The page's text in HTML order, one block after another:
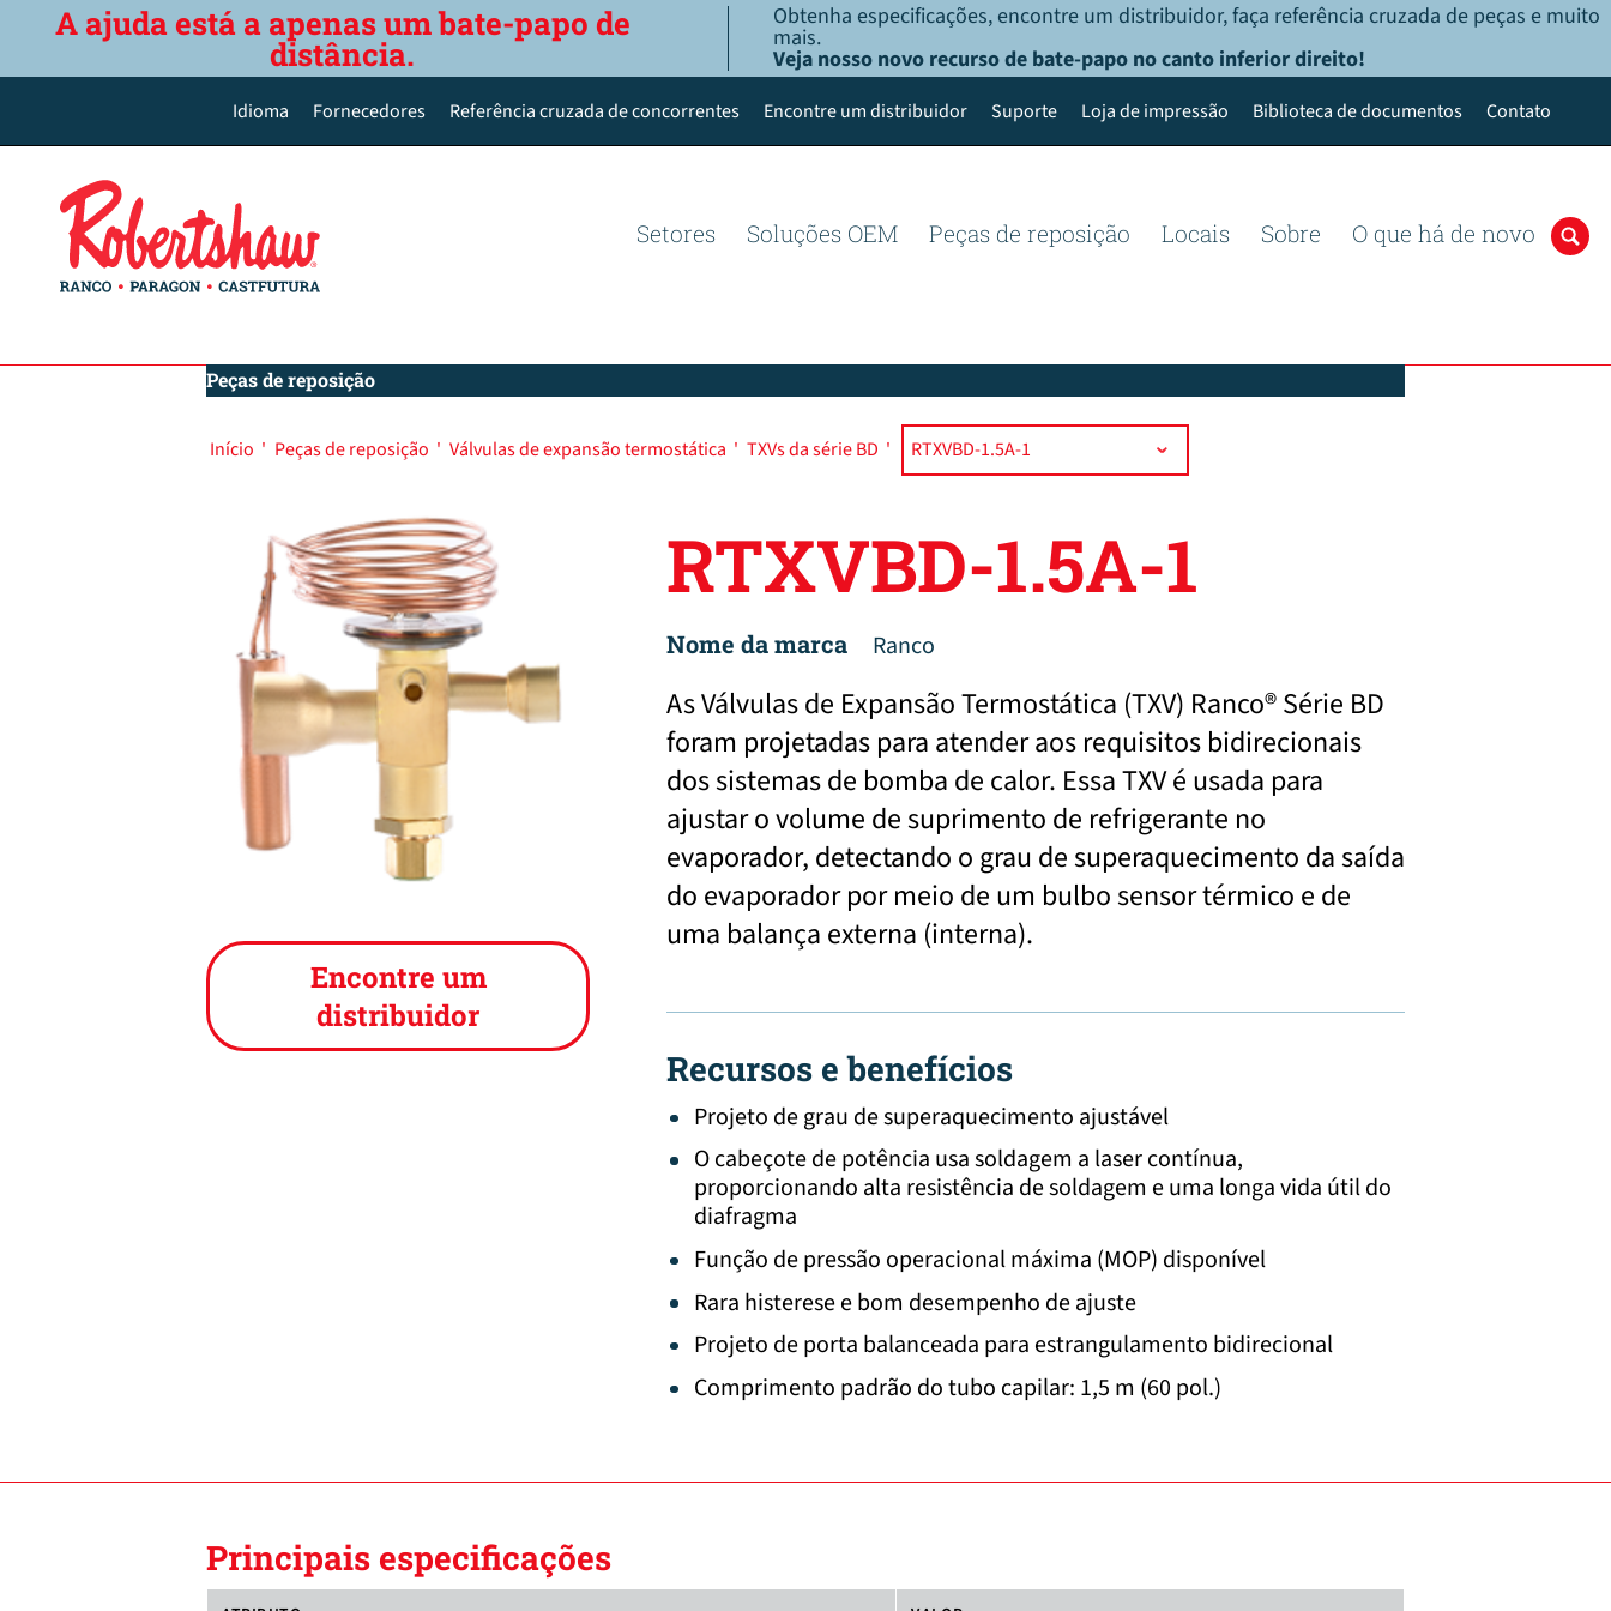
A ajuda está a apenas um bate-papo de
distância.
Obtenha especificações, encontre um distribuidor, faça referência cruzada de peças e muito
mais.
Veja nosso novo recurso de bate-papo no canto inferior direito!
Idioma
Español de México
Português do Brasil
Fornecedores Referência cruzada de concorrentes Encontre um distribuidor Suporte Loja de impressão Biblioteca de documentos Contato
Setores Soluções OEM Peças de reposição Locais Sobre O que há de novo
Peças de reposição
Início ' Peças de reposição ' Válvulas de expansão termostática ' TXVs da série BD '
Encontre um
distribuidor
RTXVBD-1.5A-1
Nome da marca Ranco
As Válvulas de Expansão Termostática (TXV) Ranco® Série BD
foram projetadas para atender aos requisitos bidirecionais
dos sistemas de bomba de calor. Essa TXV é usada para
ajustar o volume de suprimento de refrigerante no
evaporador, detectando o grau de superaquecimento da saída
do evaporador por meio de um bulbo sensor térmico e de
uma balança externa (interna).
Recursos e benefícios
Projeto de grau de superaquecimento ajustável
O cabeçote de potência usa soldagem a laser contínua,
proporcionando alta resistência de soldagem e uma longa vida útil do
diafragma
Função de pressão operacional máxima (MOP) disponível
Rara histerese e bom desempenho de ajuste
Projeto de porta balanceada para estrangulamento bidirecional
Comprimento padrão do tubo capilar: 1,5 m (60 pol.)
Principais especificações